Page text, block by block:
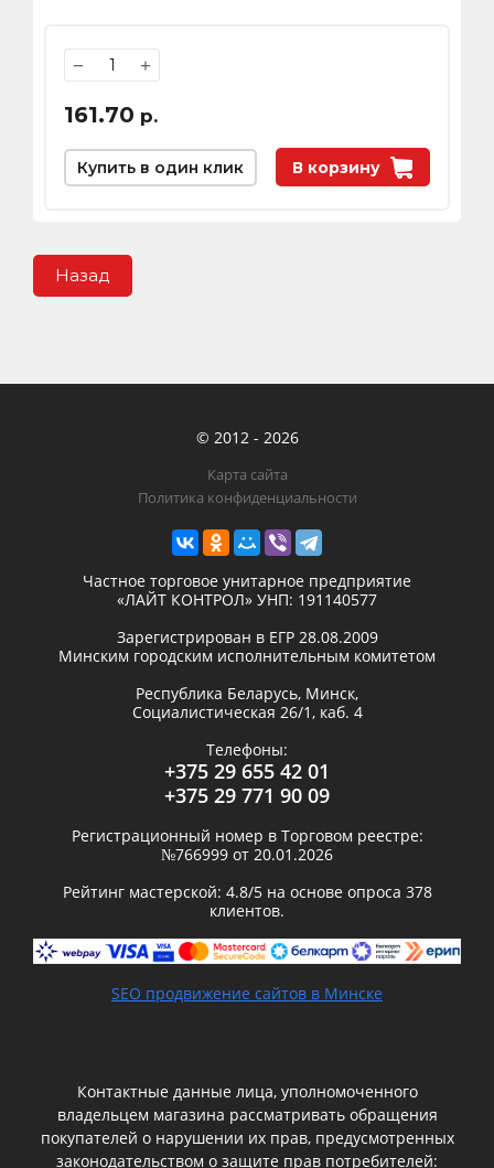
− +
161.70 р.
В корзину
Купить в один клик
Назад
© 2012 - 2026
Карта сайта
Политика конфиденциальности
Частное торговое унитарное предприятие
«ЛАЙТ КОНТРОЛ» УНП: 191140577
Зарегистрирован в ЕГР 28.08.2009
Минским городским исполнительным комитетом
Республика Беларусь, Минск,
Социалистическая 26/1, каб. 4
Телефоны:
+375 29 655 42 01
+375 29 771 90 09
Регистрационный номер в Торговом реестре:
№766999 от 20.01.2026
Рейтинг мастерской: 4.8/5 на основе опроса 378
клиентов.
SEO продвижение сайтов в Минске
Контактные данные лица, уполномоченного
владельцем магазина рассматривать обращения
покупателей о нарушении их прав, предусмотренных
законодательством о защите прав потребителей: